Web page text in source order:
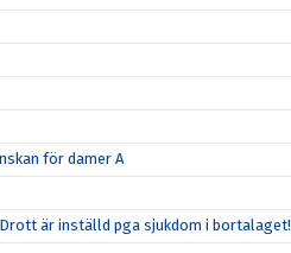
för damer A
är inställd pga sjukdom i bortalaget!